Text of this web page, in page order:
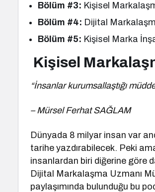
Bölüm #3: Kişisel
Bölüm #4: Dijital
Bölüm #5: Kişisel Marka
Kişisel
“İnsanlar kurumsallaştığı
– Mürsel Ferhat SAĞLAM
Dünyada 8 milyar insan var
tarihe yazdırabilecek. Peki
insanlardan biri diğerine göre
Dijital Markalaşma Uzmanı
paylaşımında bulunduğu bu